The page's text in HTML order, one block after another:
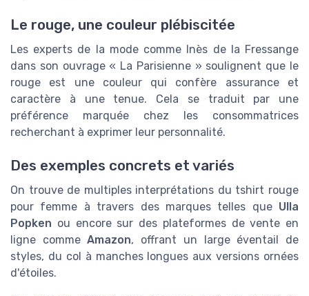
Le rouge, une couleur plébiscitée
Les experts de la mode comme Inès de la Fressange
dans son ouvrage « La Parisienne » soulignent que le
rouge est une couleur qui confère assurance et
caractère à une tenue. Cela se traduit par une
préférence marquée chez les consommatrices
recherchant à exprimer leur personnalité.
Des exemples concrets et variés
On trouve de multiples interprétations du tshirt rouge
pour femme à travers des marques telles que Ulla
Popken ou encore sur des plateformes de vente en
ligne commeAmazon, offrant un large éventail de
styles, du col à manches longues aux versions ornées
d'étoiles.